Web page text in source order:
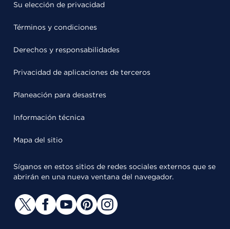
Su elección de privacidad
Términos y condiciones
Derechos y responsabilidades
Privacidad de aplicaciones de terceros
Planeación para desastres
Información técnica
Mapa del sitio
Síganos en estos sitios de redes sociales externos que se
abrirán en una nueva ventana del navegador.